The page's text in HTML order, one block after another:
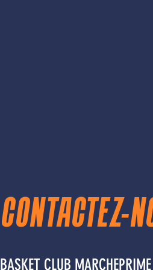
CONTACTEZ-
BASKET CLUB MARCHEPRIME